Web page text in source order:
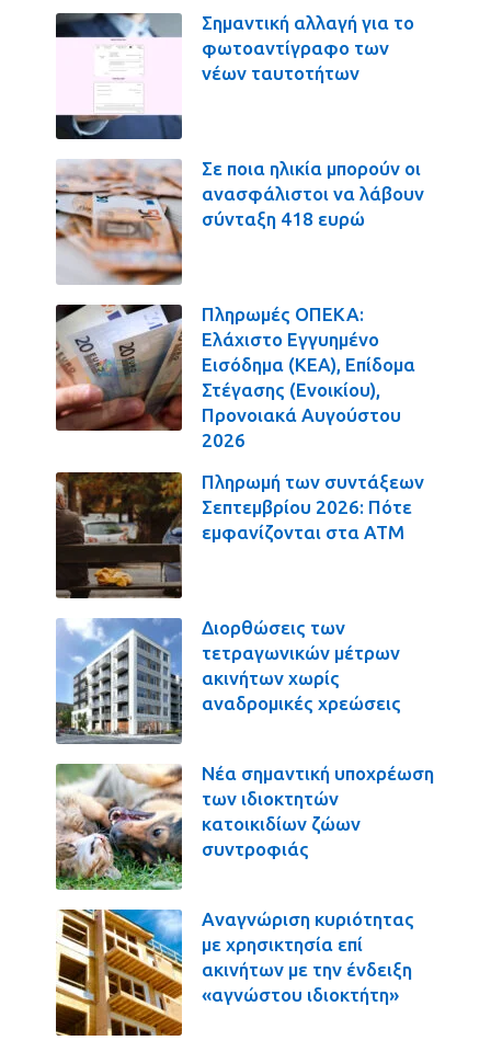
Σημαντική αλλαγή για το
φωτοαντίγραφο των
νέων ταυτοτήτων
Σε ποια ηλικία μπορούν οι
ανασφάλιστοι να λάβουν
σύνταξη 418 ευρώ
Πληρωμές ΟΠΕΚΑ:
Ελάχιστο Εγγυημένο
Εισόδημα (ΚΕΑ), Επίδομα
Στέγασης (Ενοικίου),
Προνοιακά Αυγούστου
2026
Πληρωμή των συντάξεων
Σεπτεμβρίου 2026: Πότε
εμφανίζονται στα ΑΤΜ
Διορθώσεις των
τετραγωνικών μέτρων
ακινήτων χωρίς
αναδρομικές χρεώσεις
Νέα σημαντική υποχρέωση
των ιδιοκτητών
κατοικιδίων ζώων
συντροφιάς
Αναγνώριση κυριότητας
με χρησικτησία επί
ακινήτων με την ένδειξη
«αγνώστου ιδιοκτήτη»